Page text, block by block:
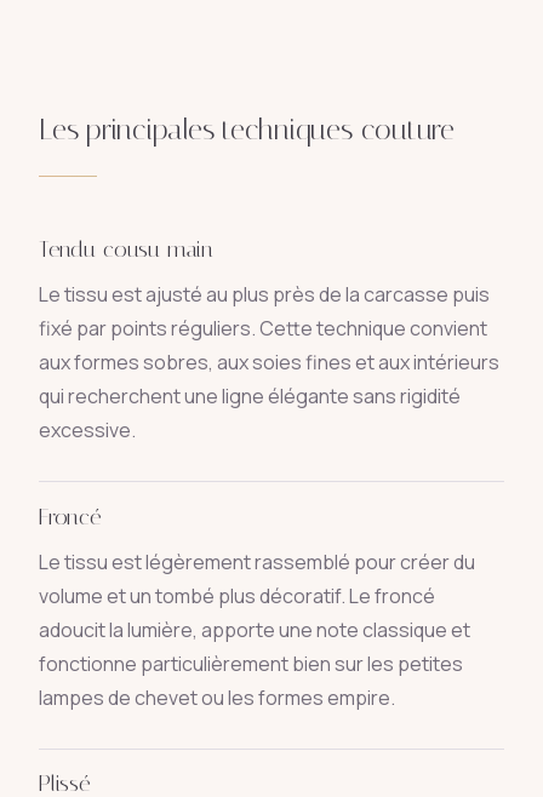
Les principales techniques couture
Tendu cousu main
Le tissu est ajusté au plus près de la carcasse puis
fixé par points réguliers. Cette technique convient
aux formes sobres, aux soies fines et aux intérieurs
qui recherchent une ligne élégante sans rigidité
excessive.
Froncé
Le tissu est légèrement rassemblé pour créer du
volume et un tombé plus décoratif. Le froncé
adoucit la lumière, apporte une note classique et
fonctionne particulièrement bien sur les petites
lampes de chevet ou les formes empire.
Plissé